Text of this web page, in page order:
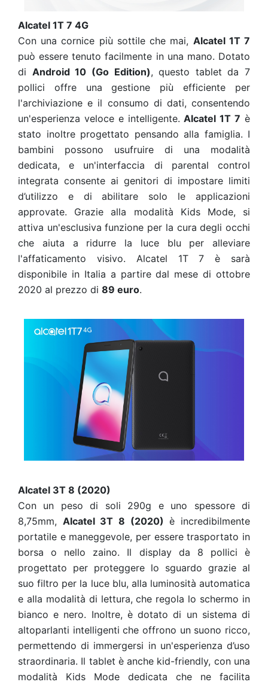
Alcatel 1T 7 4G
Con una cornice più sottile che mai, Alcatel 1T 7
può essere tenuto facilmente in una mano. Dotato
di Android 10 (Go Edition), questo tablet da 7
pollici offre una gestione più efficiente per
l'archiviazione e il consumo di dati, consentendo
un'esperienza veloce e intelligente.Alcatel 1T 7 è
stato inoltre progettato pensando alla famiglia. I
bambini possono usufruire di una modalità
dedicata, e un'interfaccia di parental control
integrata consente ai genitori di impostare limiti
d’utilizzo e di abilitare solo le applicazioni
approvate. Grazie alla modalità Kids Mode, si
attiva un'esclusiva funzione per la cura degli occhi
che aiuta a ridurre la luce blu per alleviare
l'affaticamento visivo. Alcatel 1T 7 è sarà
disponibile in Italia a partire dal mese di ottobre
2020 al prezzo di 89 euro.
Alcatel 3T 8 (2020)
Con un peso di soli 290g e uno spessore di
8,75mm, Alcatel 3T 8 (2020) è incredibilmente
portatile e maneggevole, per essere trasportato in
borsa o nello zaino. Il display da 8 pollici è
progettato per proteggere lo sguardo grazie al
suo filtro per la luce blu, alla luminosità automatica
e alla modalità di lettura, che regola lo schermo in
bianco e nero. Inoltre, è dotato di un sistema di
altoparlanti intelligenti che offrono un suono ricco,
permettendo di immergersi in un'esperienza d’uso
straordinaria. Il tablet è anche kid-friendly, con una
modalità Kids Mode dedicata che ne facilita